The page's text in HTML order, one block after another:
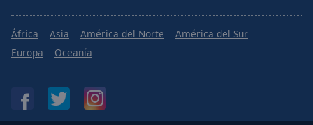
África Asia América del Norte
América del Sur
Europa
Oceanía